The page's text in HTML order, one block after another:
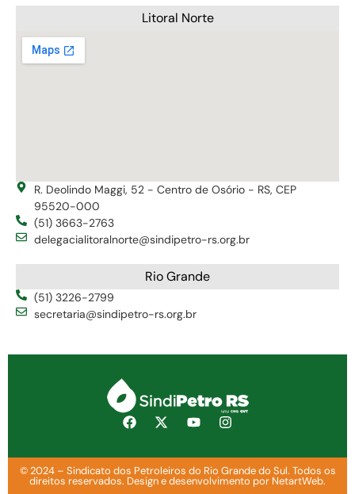
Litoral Norte
R. Deolindo Maggi, 52 - Centro de Osório - RS, CEP
95520-000
(51) 3663-2763
delegacialitoralnorte@sindipetro-rs.org.br
Rio Grande
(51) 3226-2799
secretaria@sindipetro-rs.org.br
© 2024 – Sindicato dos Petroleiros do Rio Grande do Sul. Todos os
direitos reservados. Design e desenvolvimento por NetartWeb.